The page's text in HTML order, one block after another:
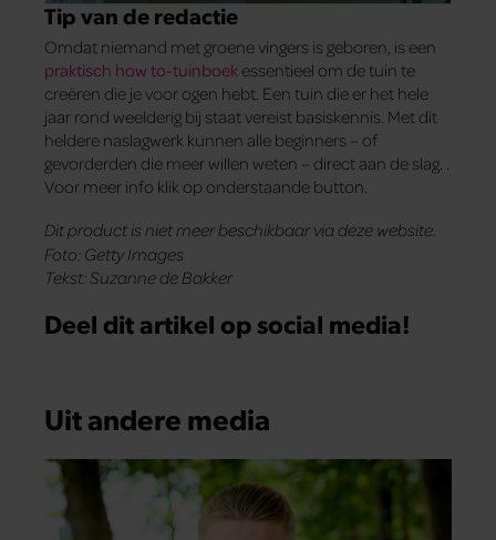
Tip van de redactie
Omdat niemand met groene vingers is geboren, is een
praktisch how to-tuinboek essentieel om de tuin te
creëren die je voor ogen hebt. Een tuin die er het hele
jaar rond weelderig bij staat vereist basiskennis. Met dit
heldere naslagwerk kunnen alle beginners – of
gevorderden die meer willen weten – direct aan de slag. .
Voor meer info klik op onderstaande button.
Dit product is niet meer beschikbaar via deze website.
Foto: Getty Images
Tekst: Suzanne de Bakker
Deel dit artikel op social media!
Uit andere media